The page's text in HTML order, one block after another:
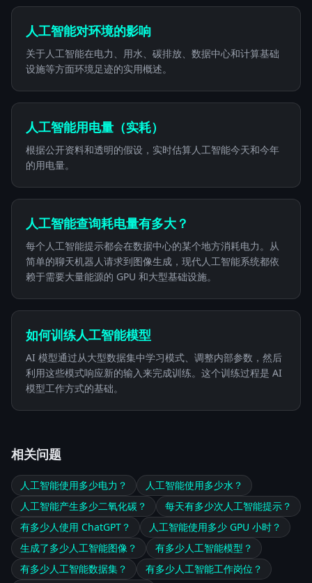
人工智能对环境的影响
关于人工智能在电力、用水、碳排放、数据中心和计算基础
设施等方面环境足迹的实用概述。
人工智能用电量（实耗）
根据公开资料和透明的假设，实时估算人工智能今天和今年
的用电量。
人工智能查询耗电量有多大？
每个人工智能提示都会在数据中心的某个地方消耗电力。从
简单的聊天机器人请求到图像生成，现代人工智能系统都依
赖于需要大量能源的 GPU 和大型基础设施。
如何训练人工智能模型
AI 模型通过从大型数据集中学习模式、调整内部参数，然后
利用这些模式响应新的输入来完成训练。这个训练过程是 AI
模型工作方式的基础。
相关问题
人工智能使用多少电力？
人工智能使用多少水？
人工智能产生多少二氧化碳？
每天有多少次人工智能提示？
有多少人使用 ChatGPT？
人工智能使用多少 GPU 小时？
生成了多少人工智能图像？
有多少人工智能模型？
有多少人工智能数据集？
有多少人工智能工作岗位？